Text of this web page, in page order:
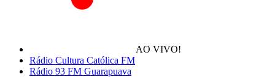
AO VIVO!
Rádio Cultura Católica FM
Rádio 93 FM Guarapuava